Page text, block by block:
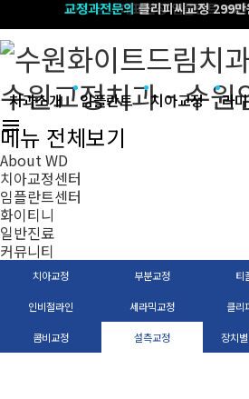
19년 경력대표원장 임플란트 38
교정과전문의클리피씨교정 299
menu
치과소개 임플란트 치아교정 라
메뉴 전체보기
About WD
치아교정센터
임플란트센터
화이티니
일반진료
커뮤니티
치아교정 부분교정 티
인비절라인 세라믹교정 클리
콤비교정 설측교정 장치